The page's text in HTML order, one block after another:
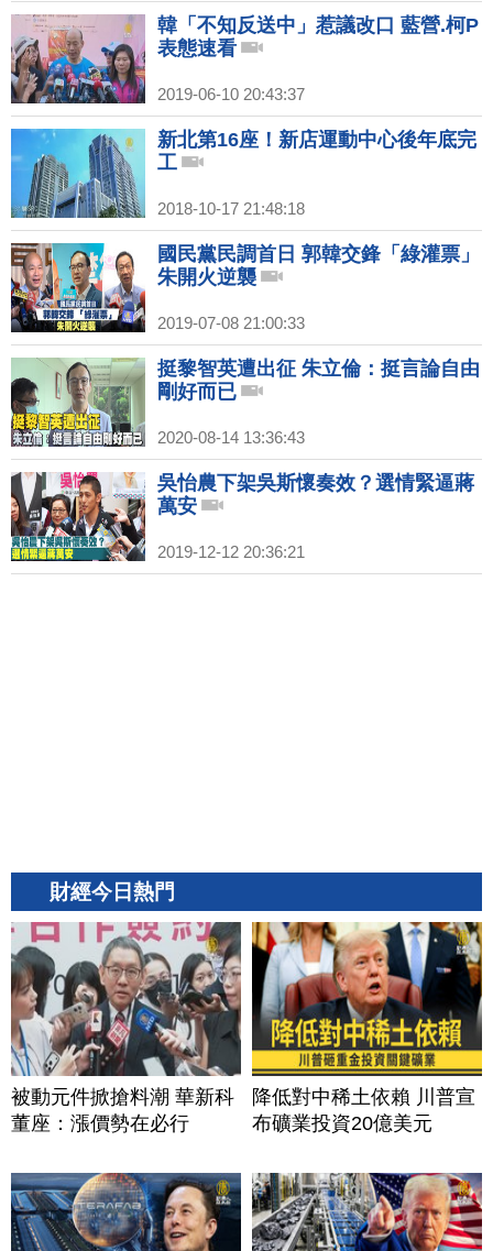
韓「不知反送中」惹議改口 藍營.柯P
表態速看
2019-06-10 20:43:37
新北第16座！新店運動中心後年底完
工
2018-10-17 21:48:18
國民黨民調首日 郭韓交鋒「綠灌票」
朱開火逆襲
2019-07-08 21:00:33
挺黎智英遭出征 朱立倫：挺言論自由
剛好而已
2020-08-14 13:36:43
吳怡農下架吳斯懷奏效？選情緊逼蔣
萬安
2019-12-12 20:36:21
財經今日熱門
被動元件掀搶料潮 華新科
董座：漲價勢在必行
降低對中稀土依賴 川普宣
布礦業投資20億美元